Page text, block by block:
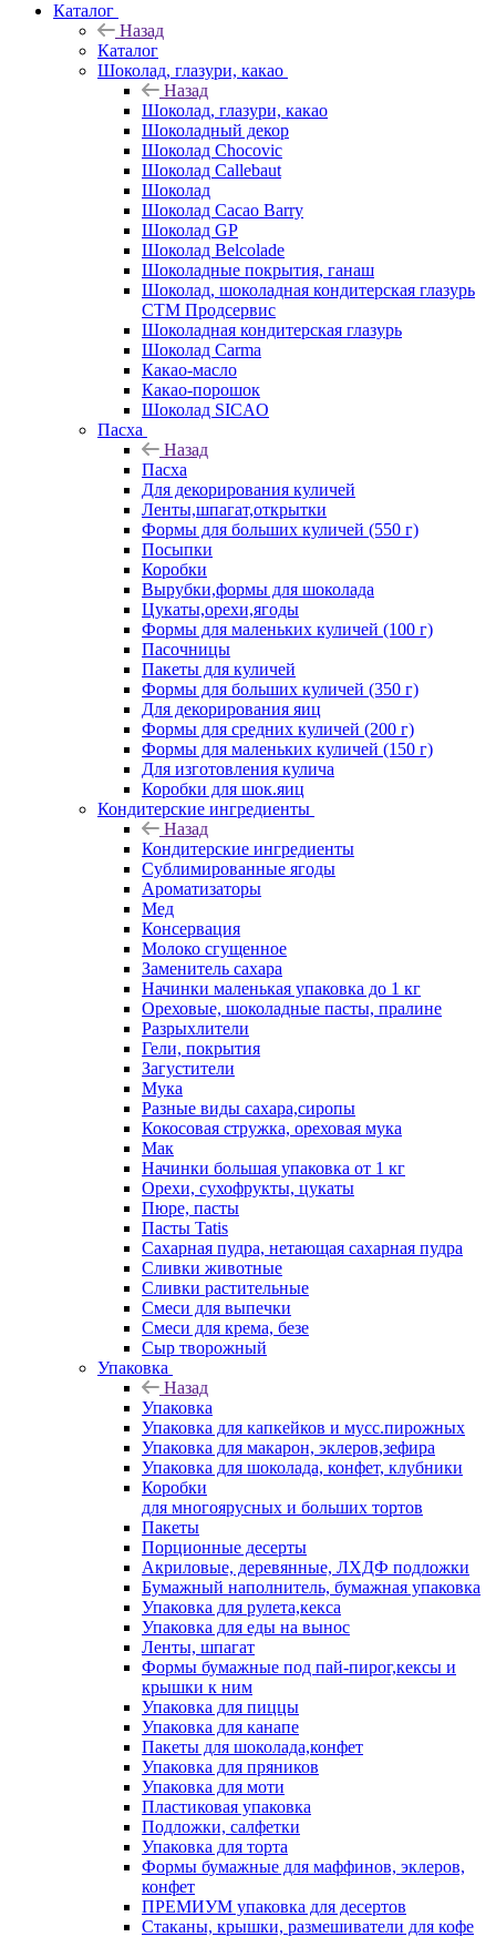
Каталог
Назад
Каталог
Шоколад, глазури, какао
Назад
Шоколад, глазури, какао
Шоколадный декор
Шоколад Chocovic
Шоколад Callebaut
Шоколад
Шоколад Cacao Barry
Шоколад GP
Шоколад Belcolade
Шоколадные покрытия, ганаш
Шоколад, шоколадная кондитерская глазурь
СТМ Продсервис
Шоколадная кондитерская глазурь
Шоколад Carma
Какао-масло
Какао-порошок
Шоколад SICAO
Пасха
Назад
Пасха
Для декорирования куличей
Ленты,шпагат,открытки
Формы для больших куличей (550 г)
Посыпки
Коробки
Вырубки,формы для шоколада
Цукаты,орехи,ягоды
Формы для маленьких куличей (100 г)
Пасочницы
Пакеты для куличей
Формы для больших куличей (350 г)
Для декорирования яиц
Формы для средних куличей (200 г)
Формы для маленьких куличей (150 г)
Для изготовления кулича
Коробки для шок.яиц
Кондитерские ингредиенты
Назад
Кондитерские ингредиенты
Сублимированные ягоды
Ароматизаторы
Мед
Консервация
Молоко сгущенное
Заменитель сахара
Начинки маленькая упаковка до 1 кг
Ореховые, шоколадные пасты, пралине
Разрыхлители
Гели, покрытия
Загустители
Мука
Разные виды сахара,сиропы
Кокосовая стружка, ореховая мука
Мак
Начинки большая упаковка от 1 кг
Орехи, сухофрукты, цукаты
Пюре, пасты
Пасты Tatis
Сахарная пудра, нетающая сахарная пудра
Сливки животные
Сливки растительные
Смеси для выпечки
Смеси для крема, безе
Сыр творожный
Упаковка
Назад
Упаковка
Упаковка для капкейков и мусс.пирожных
Упаковка для макарон, эклеров,зефира
Упаковка для шоколада, конфет, клубники
Коробки
для многоярусных и больших тортов
Пакеты
Порционные десерты
Акриловые, деревянные, ЛХДФ подложки
Бумажный наполнитель, бумажная упаковка
Упаковка для рулета,кекса
Упаковка для еды на вынос
Ленты, шпагат
Формы бумажные под пай-пирог,кексы и
крышки к ним
Упаковка для пиццы
Упаковка для канапе
Пакеты для шоколада,конфет
Упаковка для пряников
Упаковка для моти
Пластиковая упаковка
Подложки, салфетки
Упаковка для торта
Формы бумажные для маффинов, эклеров,
конфет
ПРЕМИУМ упаковка для десертов
Стаканы, крышки, размешиватели для кофе